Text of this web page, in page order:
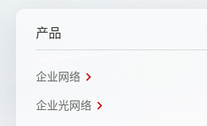
产品
企业网络
企业光网络